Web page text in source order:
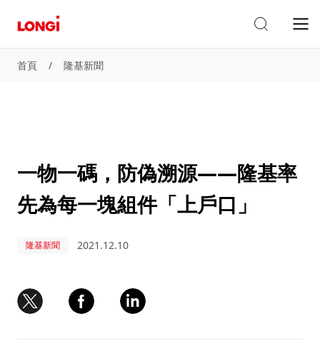
首頁 / 隆基新聞
一物一碼，防偽溯源——隆基率
先為每一塊組件「上戶口」
隆基新聞 2021.12.10